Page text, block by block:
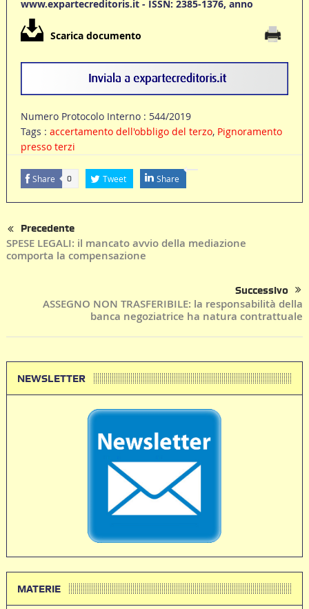
www.expartecreditoris.it - ISSN: 2385-1376, anno
Scarica documento
Numero Protocolo Interno : 544/2019
Tags : accertamento dell'obbligo del terzo, Pignoramento
presso terzi
Share 0 Tweet Share
Precedente
SPESE LEGALI: il mancato avvio della mediazione
comporta la compensazione
Successivo
ASSEGNO NON TRASFERIBILE: la responsabilità della
banca negoziatrice ha natura contrattuale
NEWSLETTER
MATERIE